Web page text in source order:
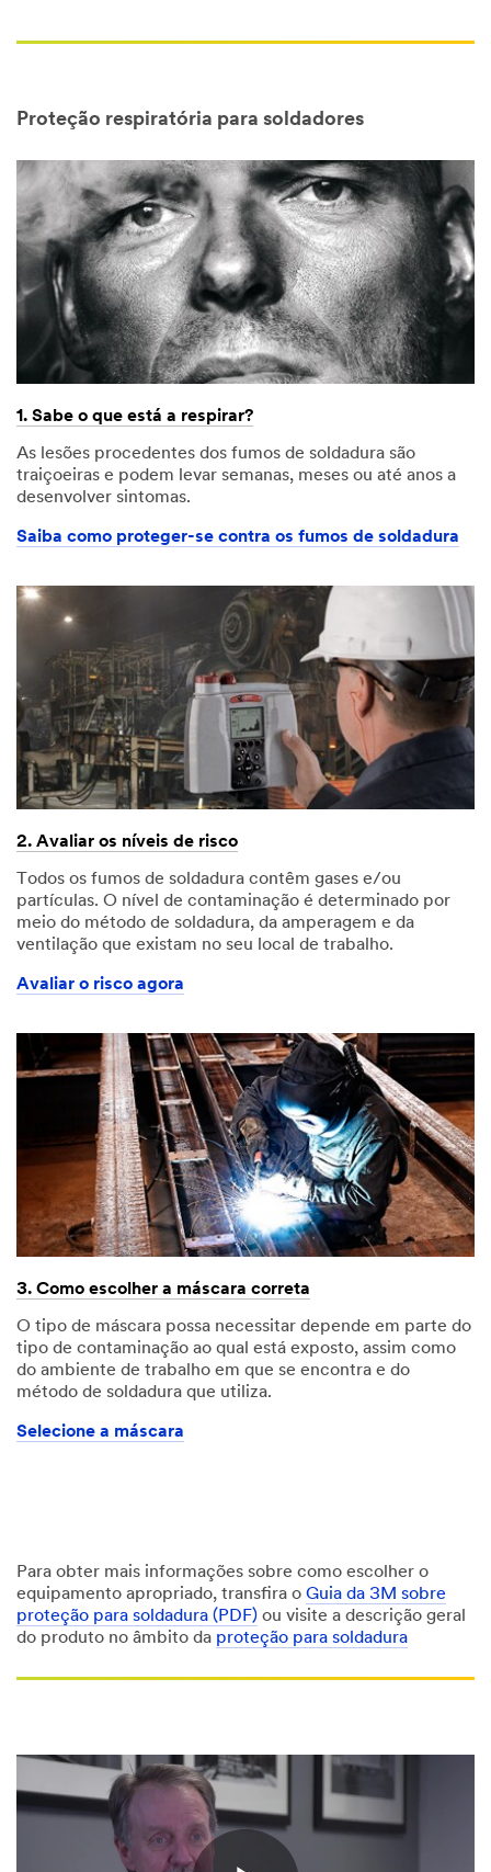
Proteção respiratória para soldadores
1. Sabe o que está a respirar?
As lesões procedentes dos fumos de soldadura são
traiçoeiras e podem levar semanas, meses ou até anos a
desenvolver sintomas.
Saiba como proteger-se contra os fumos de soldadura
2. Avaliar os níveis de risco
Todos os fumos de soldadura contêm gases e/ou
partículas. O nível de contaminação é determinado por
meio do método de soldadura, da amperagem e da
ventilação que existam no seu local de trabalho.
Avaliar o risco agora
3. Como escolher a máscara correta
O tipo de máscara possa necessitar depende em parte do
tipo de contaminação ao qual está exposto, assim como
do ambiente de trabalho em que se encontra e do
método de soldadura que utiliza.
Selecione a máscara
Para obter mais informações sobre como escolher o
equipamento apropriado, transfira o Guia da 3M sobre
proteção para soldadura (PDF) ou visite a descrição geral
do produto no âmbito da proteção para soldadura